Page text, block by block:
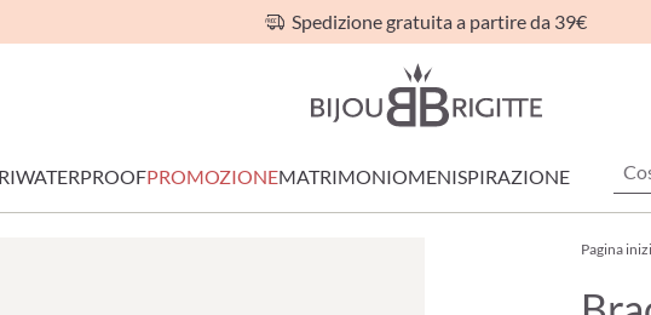
Spedizione gratuita a partire da 39€
WATERPROOFPROMOZIONEMATRIMONIOMENISPIRAZIONE
Pagina